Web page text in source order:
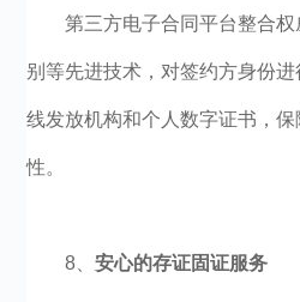
第三方电子合同平台整合
别等先进技术，对签约方身份
线发放机构和个人数字证书，
性。
8、安心的存证固证服务